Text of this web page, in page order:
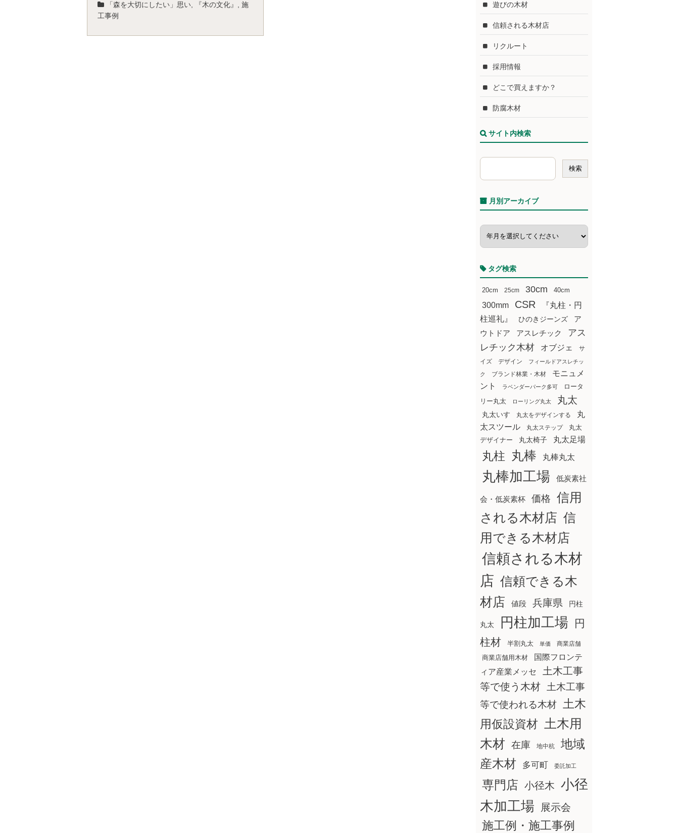
「森を大切にしたい」思い 『木の文化』
施
工事例
遊びの木材
信頼される木材店
リクルート
採用情報
どこで買えますか？
防腐木材
サイト内検索
月別アーカイブ
タグ検索
20cm 25cm 30cm 40cm
300mm CSR
『丸柱・円
柱巡礼』
ひのきジーンズ
ア
ウトドア
アスレチック
アス
レチック木材
オブジェ
サ
イズ
デザイン フィールドアスレチッ
ク ブランド林業・木材
モニュメ
ント
ラベンダーパーク多可
ロータ
リー丸太
ローリング丸太 丸太
丸太いす 丸太をデザインする
丸
太スツール
丸太ステップ
丸太
デザイナー
丸太椅子 丸太足場
丸柱 丸棒 丸棒丸太
丸棒加工場 低炭素社
会・低炭素杯 価格
信用
される木材店 信
用できる木材店
信頼される木材
店 信頼できる木
材店
値段 兵庫県 円柱
丸太 円柱加工場
円
柱材
半割丸太 単価 商業店舗
商業店舗用木材
国際フロンテ
ィア産業メッセ
土木工事
等で使う木材
土木工事
等で使われる木材
土木
用仮設資材 土木用
木材 在庫 地中杭
地域
産木材
多可町 委託加工
専門店 小径木 小径
木加工場
展示会
施工例・施工事例